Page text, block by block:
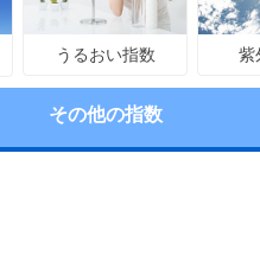
うるおい指数 紫
その他の指数